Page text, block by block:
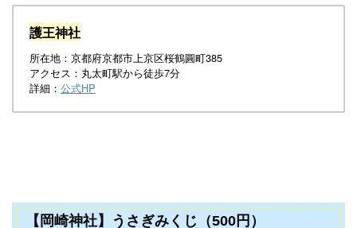
護王神社
所在地：京都府京都市上京区桜鶴圓町385
アクセス：丸太町駅から徒歩7分
詳細： 公式HP
【岡崎神社】うさぎみくじ（500円）